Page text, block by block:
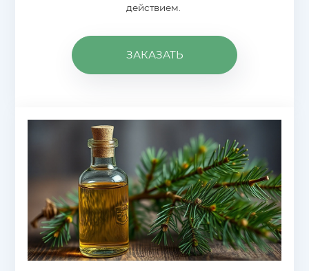
действием.
ЗАКАЗАТЬ